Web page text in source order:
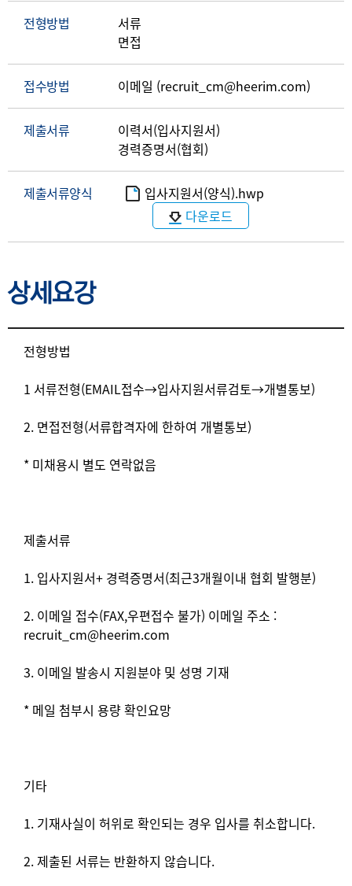
전형방법
서류
면접
접수방법 이메일 (recruit_cm@heerim.com)
제출서류
이력서(입사지원서)
경력증명서(협회)
제출서류양식
입사지원서(양식).hwp
다운로드
상세요강
상세요강
전형방법
1 서류전형(EMAIL접수→입사지원서류검토→개별통보)
2. 면접전형(서류합격자에 한하여 개별통보)
* 미채용시 별도 연락없음
제출서류
1. 입사지원서+ 경력증명서(최근3개월이내 협회 발행분)
2. 이메일 접수(FAX,우편접수 불가) 이메일 주소 :
recruit_cm@heerim.com
3. 이메일 발송시 지원분야 및 성명 기재
* 메일 첨부시 용량 확인요망
기타
1. 기재사실이 허위로 확인되는 경우 입사를 취소합니다.
2. 제출된 서류는 반환하지 않습니다.